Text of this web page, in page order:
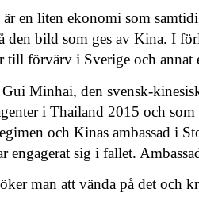
en liten ekonomi som
den bild som ges av Kina. I
till förvärv i Sverige och annat
Minhai, den svensk-
i Thailand 2015 och
och Kinas ambassad i
engagerat sig i fallet.
man att vända på det och